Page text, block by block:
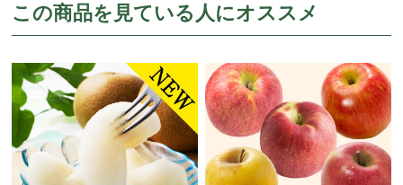
この商品を見ている人にオススメ